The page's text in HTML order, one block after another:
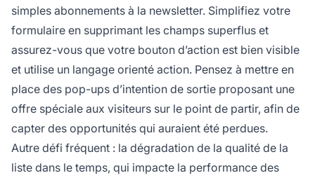
simples abonnements à la newsletter. Simplifiez votre
formulaire en supprimant les champs superflus et
assurez-vous que votre bouton d’action est bien visible
et utilise un langage orienté action. Pensez à mettre en
place des pop-ups d’intention de sortie proposant une
offre spéciale aux visiteurs sur le point de partir, afin de
capter des opportunités qui auraient été perdues.
Autre défi fréquent : la dégradation de la qualité de la
liste dans le temps, qui impacte la performance des